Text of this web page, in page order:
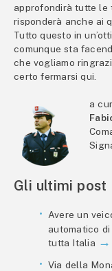
approfondirà tutte le
risponderà anche ai
Tutto questo in
comunque sta
che vogliamo
certo fermarsi qui.
a
Gli ultimi post
Avere un
automatico
tutta Italia
Via della